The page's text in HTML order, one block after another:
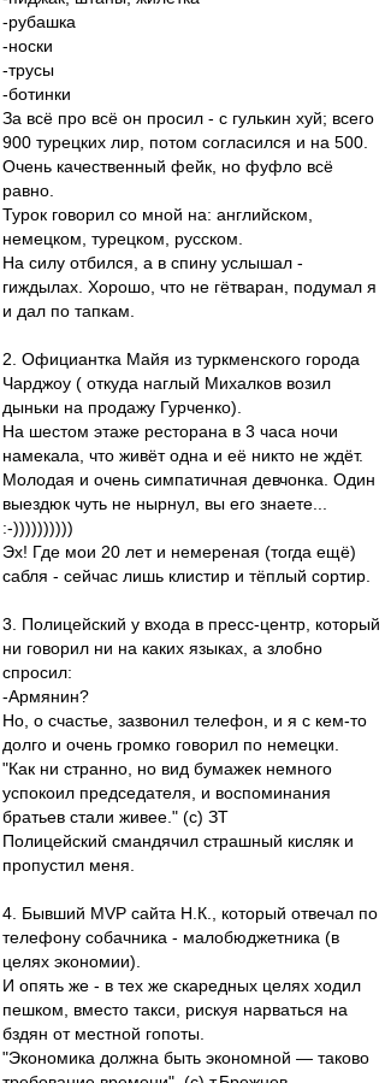
-рубашка
-носки
-трусы
-ботинки
За всё про всё он просил - с гулькин хуй; всего
900 турецких лир, потом согласился и на 500.
Очень качественный фейк, но фуфло всё
равно.
Турок говорил со мной на: английском,
немецком, турецком, русском.
На силу отбился, а в спину услышал -
гиждылах. Хорошо, что не гётваран, подумал я
и дал по тапкам.
2. Официантка Майя из туркменского города
Чарджоу ( откуда наглый Михалков возил
дыньки на продажу Гурченко).
На шестом этаже ресторана в 3 часа ночи
намекала, что живёт одна и её никто не ждёт.
Молодая и очень симпатичная девчонка. Один
выездюк чуть не нырнул, вы его знаете...
:-))))))))))
Эх! Где мои 20 лет и немереная (тогда ещё)
сабля - сейчас лишь клистир и тёплый сортир.
3. Полицейский у входа в пресс-центр, который
ни говорил ни на каких языках, а злобно
спросил:
-Армянин?
Но, о счастье, зазвонил телефон, и я с кем-то
долго и очень громко говорил по немецки.
"Как ни странно, но вид бумажек немного
успокоил председателя, и воспоминания
братьев стали живее." (с) ЗТ
Полицейский смандячил страшный кисляк и
пропустил меня.
4. Бывший MVP сайта Н.К., который отвечал по
телефону собачника - малобюджетника (в
целях экономии).
И опять же - в тех же скаредных целях ходил
пешком, вместо такси, рискуя нарваться на
бздян от местной гопоты.
"Экономика должна быть экономной — таково